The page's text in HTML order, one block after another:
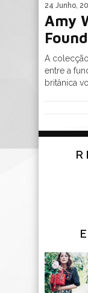
24 Junho,
Amy
A
entre a
britânica